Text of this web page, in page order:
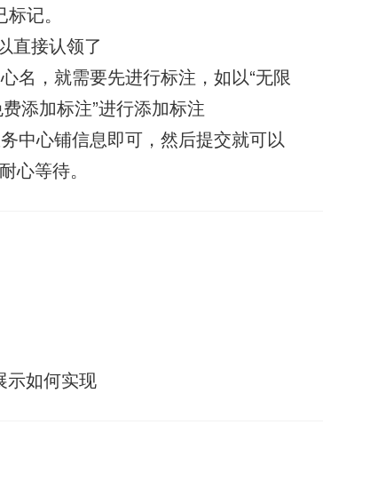
记。
直接认领了
名，就需要先进行标注，如以“无限
添加标注”进行添加标注
中心铺信息即可，然后提交就可以
心等待。
示如何实现